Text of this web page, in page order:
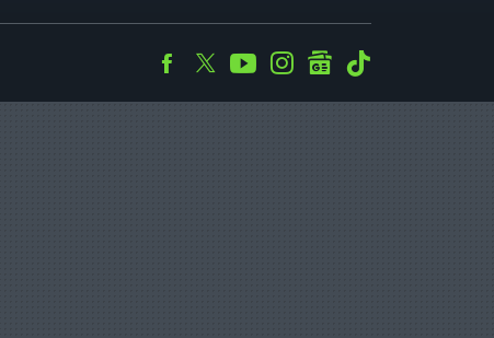
Facebook
TwitterYoutubeInstagramgooglenews